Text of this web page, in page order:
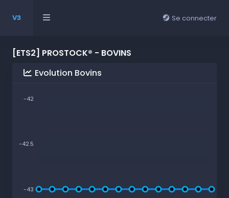
V3 Se connecter
[ETS2] PROSTOCK® - BOVINS
Evolution Bovins
-42
-42.5
-43